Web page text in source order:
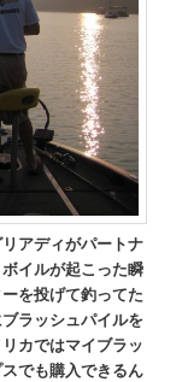
アディがパートナ
イルが起こった瞬
を投げて釣ってた
ラッシュパイルを
カではマイブラッ
でも購入できるん